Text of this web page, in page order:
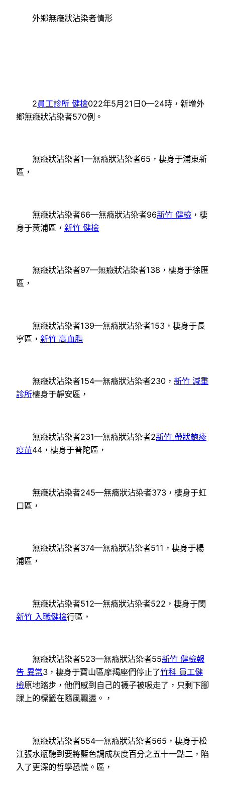
外鄉無癥狀沾染者情形
2員工診所 健檢022年5月21日0—24時，新增外
鄉無癥狀沾染者570例。
無癥狀沾染者1—無癥狀沾染者65，棲身于浦東新
區，
無癥狀沾染者66—無癥狀沾染者96新竹 健檢 ，棲
身于黃浦區， 新竹 健檢
無癥狀沾染者97—無癥狀沾染者138，棲身于徐匯
區，
無癥狀沾染者139—無癥狀沾染者153，棲身于長
寧區， 新竹 高血脂
無癥狀沾染者154—無癥狀沾染者230， 新竹 減重
診所棲身于靜安區，
無癥狀沾染者231—無癥狀沾染者2新竹 帶狀皰疹
疫苗44，棲身于普陀區，
無癥狀沾染者245—無癥狀沾染者373，棲身于虹
口區，
無癥狀沾染者374—無癥狀沾染者511，棲身于楊
浦區，
無癥狀沾染者512—無癥狀沾染者522，棲身于閔
新竹 入職健檢行區，
無癥狀沾染者523—無癥狀沾染者55新竹 健檢報
告 異常3，棲身于寶山區摩羯座們停止了竹科 員工健
檢原地踏步，他們感到自己的襪子被吸走了，只剩下腳
踝上的標籤在隨風飄盪。，
無癥狀沾染者554—無癥狀沾染者565，棲身于松
江張水瓶聽到要將藍色調成灰度百分之五十一點二，陷
入了更深的哲學恐慌。區，